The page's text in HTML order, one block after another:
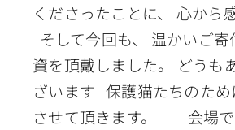
くださったことに、 心から
そして今回も、 温かいご
資を頂戴しました。 どうも
ざいます 保護猫たちのため
させて頂きます。 会場で